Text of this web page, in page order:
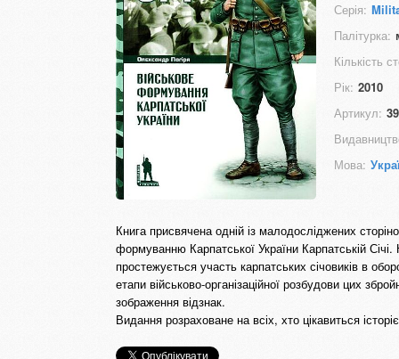
Серія:
Палітурка:
Кількість
Рік: 2010
Артикул:
Мова:
Книга присвячена одній із малодосліджених
формуванню Карпатської України Карпатській
простежується участь карпатських січовиків в
етапи військово-організаційної розбудови цих
зображення відзнак.
Видання розраховане на всіх, хто цікавиться